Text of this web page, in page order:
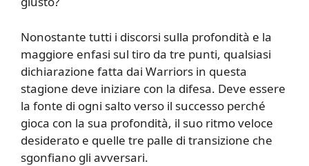
Nonostante tutti i discorsi sulla profondità e la
maggiore enfasi sul tiro da tre punti, qualsiasi
dichiarazione fatta dai Warriors in questa
stagione deve iniziare con la difesa. Deve essere
la fonte di ogni salto verso il successo perché
gioca con la sua profondità, il suo ritmo veloce
desiderato e quelle tre palle di transizione che
sgonfiano gli avversari.